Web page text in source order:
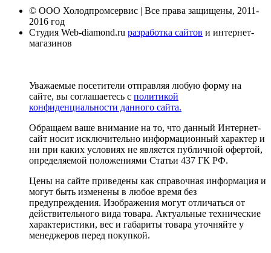
© ООО Холодпромсервис | Все права защищены, 2011-
2016 год
Студия Web-diamond.ru разработка сайтов и интернет-
магазинов
Уважаемые посетители отправляя любую форму на
сайте, вы соглашаетесь с политикой
конфиденциальности данного сайта.
Обращаем ваше внимание на то, что данный Интернет-
сайт носит исключительно информационный характер и
ни при каких условиях не является публичной офертой,
определяемой положениями Статьи 437 ГК РФ.
Цены на сайте приведены как справочная информация и
могут быть изменены в любое время без
предупреждения. Изображения могут отличаться от
действительного вида товара. Актуальные технические
характеристики, вес и габариты товара уточняйте у
менеджеров перед покупкой.